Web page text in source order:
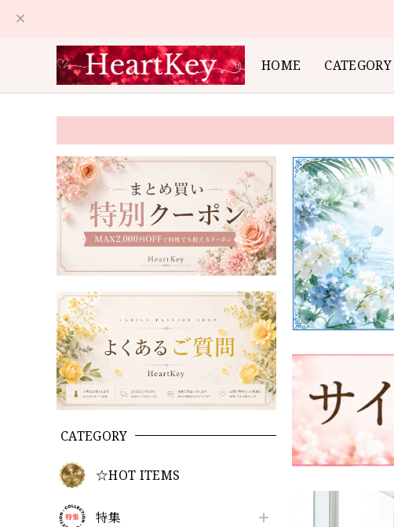
HOME CATEGORY
CATEGORY
☆HOT ITEMS
特集